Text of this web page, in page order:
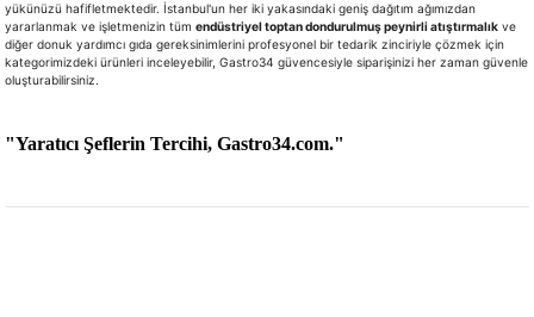
yükünüzü hafifletmektedir. İstanbul'un her iki yakasındaki geniş dağıtım ağımızdan
yararlanmak ve işletmenizin tüm endüstriyel toptan dondurulmuş peynirli atıştırmalık ve
diğer donuk yardımcı gıda gereksinimlerini profesyonel bir tedarik zinciriyle çözmek için
kategorimizdeki ürünleri inceleyebilir, Gastro34 güvencesiyle siparişinizi her zaman güvenle
oluşturabilirsiniz.
"Yaratıcı Şeflerin Tercihi, Gastro34.com."